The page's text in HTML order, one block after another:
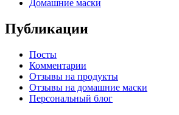
Домашние маски
Публикации
Посты
Комментарии
Отзывы на продукты
Отзывы на домашние маски
Персональный блог